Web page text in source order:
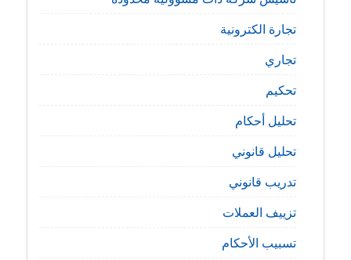
تجارة الكترونية
تجاري
تحكيم
تحليل أحكام
تحليل قانوني
تدريب قانوني
تزييف العملات
تسبيب الأحكام